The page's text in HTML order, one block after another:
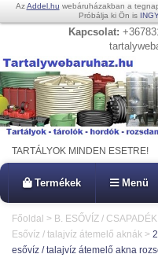
AzAddel.hu webáruházakban a
Próbálja ki Ön is
Kapcsolat:
TARTÁLYOK MINDEN ESETRE!
Termékek Menü
Főoldal > B. ESŐVÍZ /
Esővíz / talajvíz átemelő aknák >
esővíz / talajvíz átemelő akna